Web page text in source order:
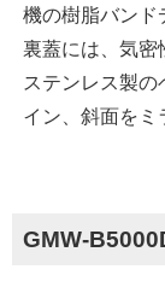
機の樹脂バンド
裏蓋には、気密
ステンレス製
イン、斜面をミ
GMW-